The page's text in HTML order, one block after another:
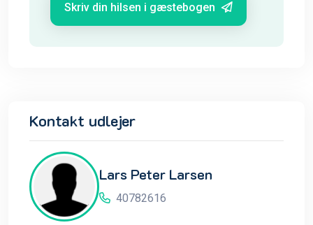
Skriv din hilsen i gæstebogen
Kontakt udlejer
Lars Peter Larsen
40782616